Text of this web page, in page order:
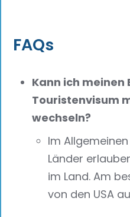
FAQs
Kann ich
Touristenvisum
wechseln?
Im
Länder
im Land. Am
von den USA